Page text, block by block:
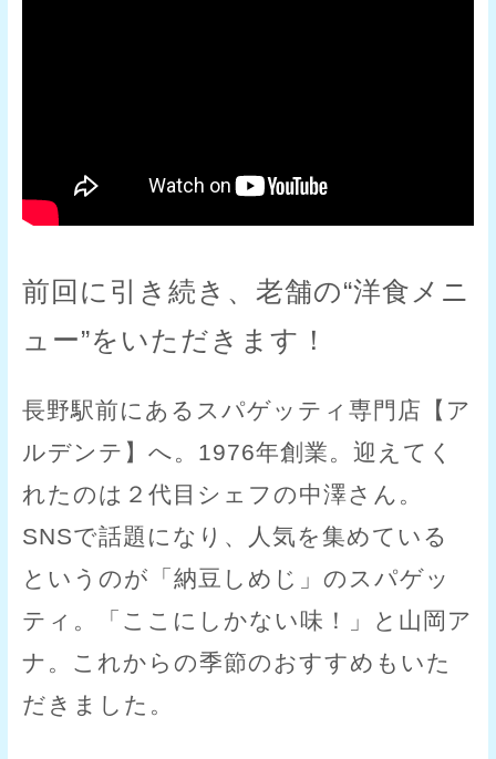
前回に引き続き、老舗の“洋食メニ
ュー”をいただきます！
長野駅前にあるスパゲッティ専門店【ア
ルデンテ】へ。1976年創業。迎えてく
れたのは２代目シェフの中澤さん。
SNSで話題になり、人気を集めている
というのが「納豆しめじ」のスパゲッ
ティ。「ここにしかない味！」と山岡ア
ナ。これからの季節のおすすめもいた
だきました。